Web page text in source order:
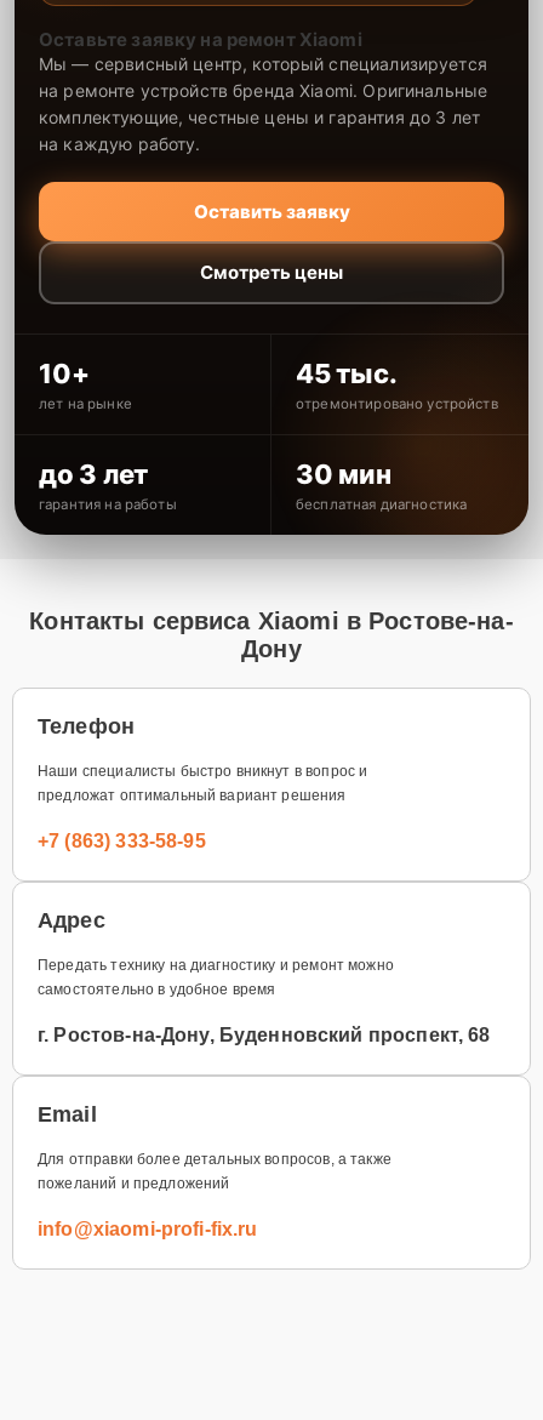
Оставьте заявку на ремонт Xiaomi
Мы — сервисный центр, который специализируется
на ремонте устройств бренда Xiaomi. Оригинальные
комплектующие, честные цены и гарантия до 3 лет
на каждую работу.
Оставить заявку
Смотреть цены
10+
лет на рынке
45 тыс.
отремонтировано устройств
до 3 лет
гарантия на работы
30 мин
бесплатная диагностика
Контакты сервиса Xiaomi в Ростове-на-
Дону
Телефон
Наши специалисты быстро вникнут в вопрос и
предложат оптимальный вариант решения
+7 (863) 333-58-95
Адрес
Передать технику на диагностику и ремонт можно
самостоятельно в удобное время
г. Ростов-на-Дону, Буденновский проспект, 68
Email
Для отправки более детальных вопросов, а также
пожеланий и предложений
info@xiaomi-profi-fix.ru